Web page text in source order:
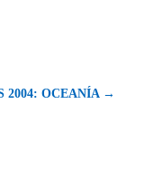
2004: OCEANÍA →